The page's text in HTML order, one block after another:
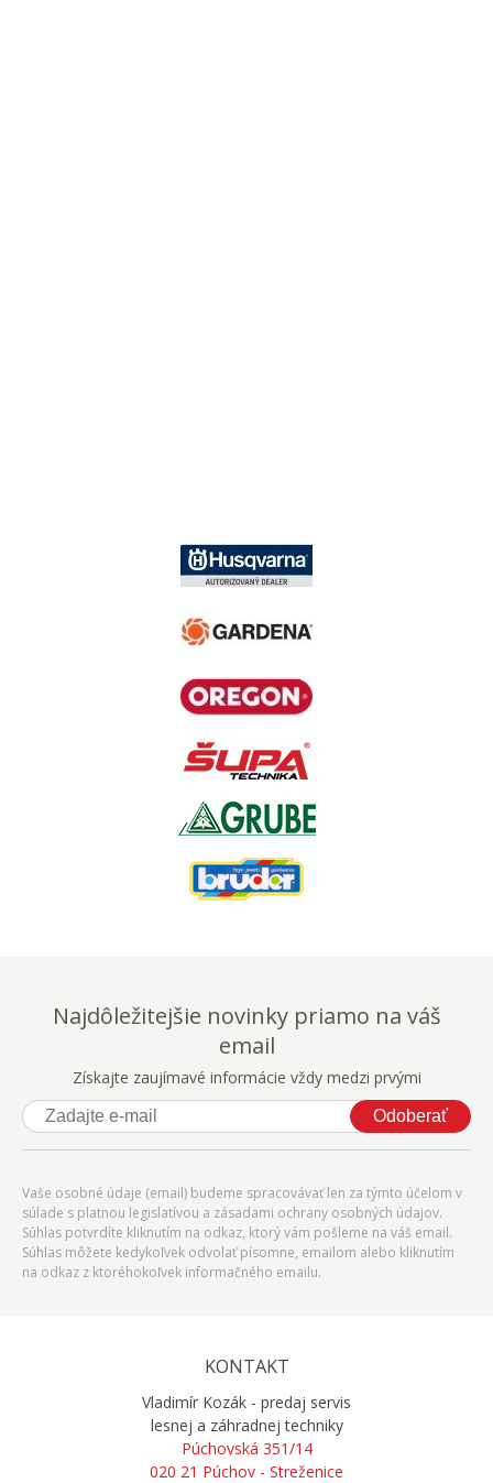
Najdôležitejšie novinky priamo na váš
email
Získajte zaujímavé informácie vždy medzi prvými
Odoberať
Vaše osobné údaje (email) budeme spracovávať len za týmto účelom v
súlade s platnou legislatívou a zásadami ochrany osobných údajov.
Súhlas potvrdíte kliknutím na odkaz, ktorý vám pošleme na váš email.
Súhlas môžete kedykoľvek odvolať písomne, emailom alebo kliknutím
na odkaz z ktoréhokoľvek informačného emailu.
KONTAKT
Vladimír Kozák - predaj servis
lesnej a záhradnej techniky
Púchovská 351/14
020 21 Púchov - Streženice